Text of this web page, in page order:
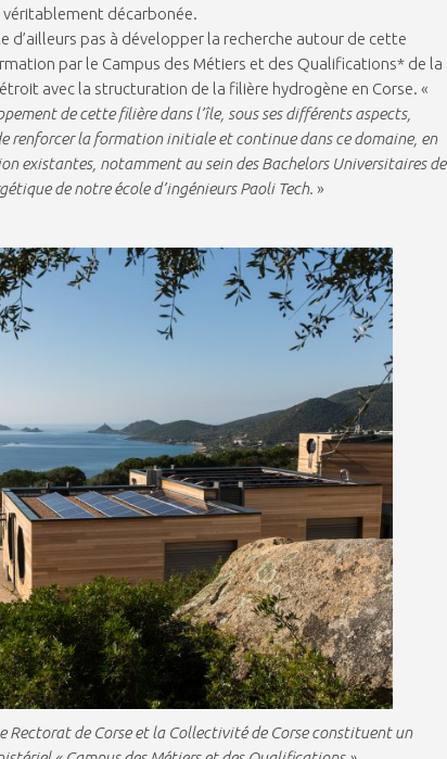
véritablement décarbonée.
d’ailleurs pas à développer la recherche autour de cette
par le Campus des Métiers et des Qualifications* de la
avec la structuration de la filière hydrogène en Corse. «
de cette filière dans l’île, sous ses différents aspects,
renforcer la formation initiale et continue dans ce domaine, en
existantes, notamment au sein des Bachelors Universitaires de
de notre école d’ingénieurs Paoli Tech. »
Rectorat de Corse et la Collectivité de Corse constituent un